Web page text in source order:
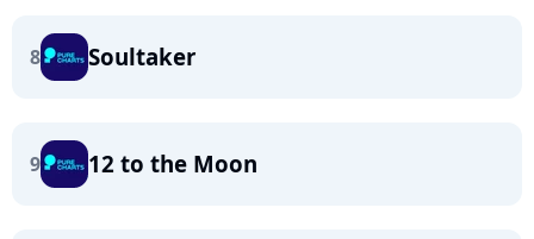
8 Soultaker
9 12 to the Moon